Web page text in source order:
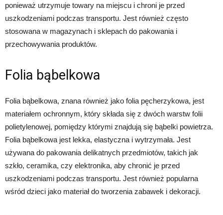
ponieważ utrzymuje towary na miejscu i chroni je przed
uszkodzeniami podczas transportu. Jest również często
stosowana w magazynach i sklepach do pakowania i
przechowywania produktów.
Folia bąbelkowa
Folia bąbelkowa, znana również jako folia pęcherzykowa, jest
materiałem ochronnym, który składa się z dwóch warstw folii
polietylenowej, pomiędzy którymi znajdują się bąbelki powietrza.
Folia bąbelkowa jest lekka, elastyczna i wytrzymała. Jest
używana do pakowania delikatnych przedmiotów, takich jak
szkło, ceramika, czy elektronika, aby chronić je przed
uszkodzeniami podczas transportu. Jest również popularna
wśród dzieci jako materiał do tworzenia zabawek i dekoracji.